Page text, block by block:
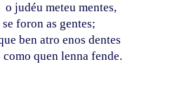
o judéu meteu mentes,
foron as gentes;
ben atro enos dentes
como quen lenna fende.